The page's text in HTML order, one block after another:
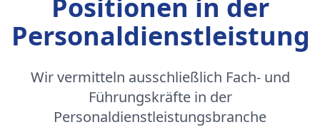
Positionen in der
Personaldienstleistung
Wir vermitteln ausschließlich Fach- und
Führungskräfte in der
Personaldienstleistungsbranche